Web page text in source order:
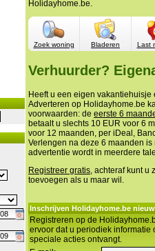
Holidayhome.be.
Zoek woning Bladeren Last
Verhuurder?
Heeft u een eigen
Adverteren op Holidayhome.be
voorwaarden: de eerste 6
betaalt u slechts 10 EUR voor 6
voor 12 maanden, per iDeal,
Verlengen na deze 6 maanden is
advertentie wordt in meerdere
Registreer gratis, achteraf kunt u
toevoegen als u maar wil.
Inschrijven Holidayhome.be
Registreren op de
ervoor dat u periodiek informatie
speciale acties ontvangt.